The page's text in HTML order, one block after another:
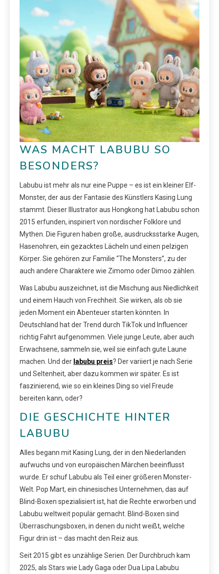
WAS MACHT LABUBU SO
BESONDERS?
Labubu ist mehr als nur eine Puppe – es ist ein kleiner Elf-
Monster, der aus der Fantasie des Künstlers Kasing Lung
stammt. Dieser Illustrator aus Hongkong hat Labubu schon
2015 erfunden, inspiriert von nordischer Folklore und
Mythen. Die Figuren haben große, ausdrucksstarke Augen,
Hasenohren, ein gezacktes Lächeln und einen pelzigen
Körper. Sie gehören zur Familie “The Monsters”, zu der
auch andere Charaktere wie Zimomo oder Dimoo zählen.
Was Labubu auszeichnet, ist die Mischung aus Niedlichkeit
und einem Hauch von Frechheit. Sie wirken, als ob sie
jeden Moment ein Abenteuer starten könnten. In
Deutschland hat der Trend durch TikTok und Influencer
richtig Fahrt aufgenommen. Viele junge Leute, aber auch
Erwachsene, sammeln sie, weil sie einfach gute Laune
machen. Und der labubu preis? Der variiert je nach Serie
und Seltenheit, aber dazu kommen wir später. Es ist
faszinierend, wie so ein kleines Ding so viel Freude
bereiten kann, oder?
DIE GESCHICHTE HINTER
LABUBU
Alles begann mit Kasing Lung, der in den Niederlanden
aufwuchs und von europäischen Märchen beeinflusst
wurde. Er schuf Labubu als Teil einer größeren Monster-
Welt. Pop Mart, ein chinesisches Unternehmen, das auf
Blind-Boxen spezialisiert ist, hat die Rechte erworben und
Labubu weltweit populär gemacht. Blind-Boxen sind
Überraschungsboxen, in denen du nicht weißt, welche
Figur drin ist – das macht den Reiz aus.
Seit 2015 gibt es unzählige Serien. Der Durchbruch kam
2025, als Stars wie Lady Gaga oder Dua Lipa Labubu